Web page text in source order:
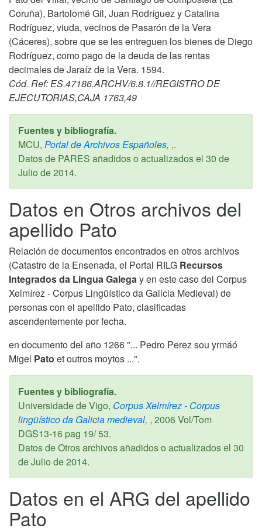
Coruña), Bartolomé Gil, Juan Rodríguez y Catalina
Rodríguez, viuda, vecinos de Pasarón de la Vera
(Cáceres), sobre que se les entreguen los bienes de Diego
Rodríguez, como pago de la deuda de las rentas
decimales de Jaraíz de la Vera. 1594.
Cód. Ref: ES.47186.ARCHV/6.8.1//REGISTRO DE
EJECUTORIAS,CAJA 1763,49
Fuentes y bibliografía.
MCU, Portal de Archivos Españoles, ,.
Datos de PARES añadidos o actualizados el 30 de
Julio de 2014.
Datos en Otros archivos del
apellido Pato
Relación de documentos encontrados en otros archivos
(Catastro de la Ensenada, el Portal RILG Recursos
Integrados da Lingua Galega y en este caso del Corpus
Xelmírez - Corpus Lingüístico da Galicia Medieval) de
personas con el apellido Pato, clasificadas
ascendentemente por fecha.
en documento del año 1266 "... Pedro Perez sou yrmáó
Migel Pato et outros moytos ...".
Fuentes y bibliografía.
Universidade de Vigo, Corpus Xelmírez - Corpus
lingüístico da Galicia medieval, , 2006Vol/Tom
DGS13-16 pag 19/ 53.
Datos de Otros archivos añadidos o actualizados el 30
de Julio de 2014.
Datos en el ARG del apellido
Pato